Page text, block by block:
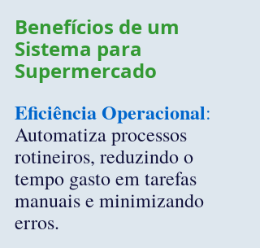
Benefícios de um
Sistema para
Supermercado
Eficiência Operacional:
Automatiza processos
rotineiros, reduzindo o
tempo gasto em tarefas
manuais e minimizando
erros.